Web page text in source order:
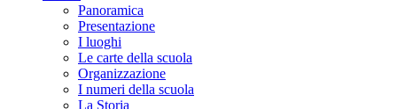
Panoramica
Presentazione
I luoghi
Le carte della scuola
Organizzazione
I numeri della scuola
La Storia